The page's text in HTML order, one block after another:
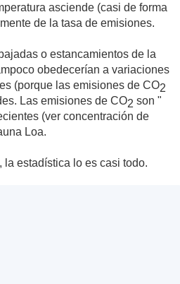
asciende (casi de forma
de la tasa de emisiones.
o estancamientos de la
obedecerían a variaciones
(porque las emisiones de CO2
Las emisiones de CO2 son "
(ver concentración de
Loa.
la estadística lo es casi todo.